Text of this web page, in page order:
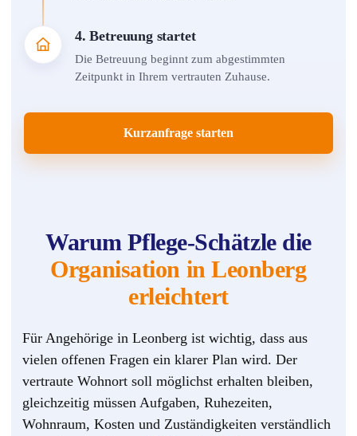
4. Betreuung startet
Die Betreuung beginnt zum abgestimmten
Zeitpunkt in Ihrem vertrauten Zuhause.
Kurzanfrage starten
Warum Pflege-Schätzle die
Organisation in Leonberg
erleichtert
Für Angehörige in Leonberg ist wichtig, dass aus
vielen offenen Fragen ein klarer Plan wird. Der
vertraute Wohnort soll möglichst erhalten bleiben,
gleichzeitig müssen Aufgaben, Ruhezeiten,
Wohnraum, Kosten und Zuständigkeiten verständlich